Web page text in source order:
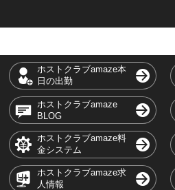
ホストクラブamaze本
日の出勤
ホストクラブamaze
BLOG
ホストクラブamaze料
金システム
ホストクラブamaze求
人情報